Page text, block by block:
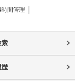
間管理
索
歴